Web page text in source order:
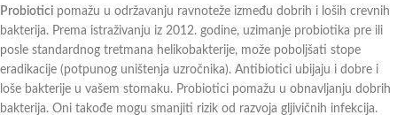
Probiotici pomažu u održavanju ravnoteže između dobrih i loših crevnih
bakterija. Prema istraživanju iz 2012. godine, uzimanje probiotika pre ili
posle standardnog tretmana helikobakterije, može poboljšati stope
eradikacije (potpunog uništenja uzročnika). Antibiotici ubijaju i dobre i
loše bakterije u vašem stomaku. Probiotici pomažu u obnavljanju dobrih
bakterija. Oni takođe mogu smanjiti rizik od razvoja gljivičnih infekcija.